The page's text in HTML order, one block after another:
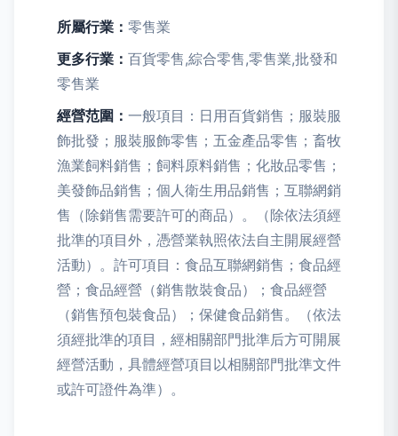
所屬行業： 零售業
更多行業： 百貨零售,綜合零售,零售業,批發和
零售業
經營范圍： 一般項目：日用百貨銷售；服裝服
飾批發；服裝服飾零售；五金產品零售；畜牧
漁業飼料銷售；飼料原料銷售；化妝品零售；
美發飾品銷售；個人衛生用品銷售；互聯網銷
售（除銷售需要許可的商品）。（除依法須經
批準的項目外，憑營業執照依法自主開展經營
活動）。許可項目：食品互聯網銷售；食品經
營；食品經營（銷售散裝食品）；食品經營
（銷售預包裝食品）；保健食品銷售。（依法
須經批準的項目，經相關部門批準后方可開展
經營活動，具體經營項目以相關部門批準文件
或許可證件為準）。